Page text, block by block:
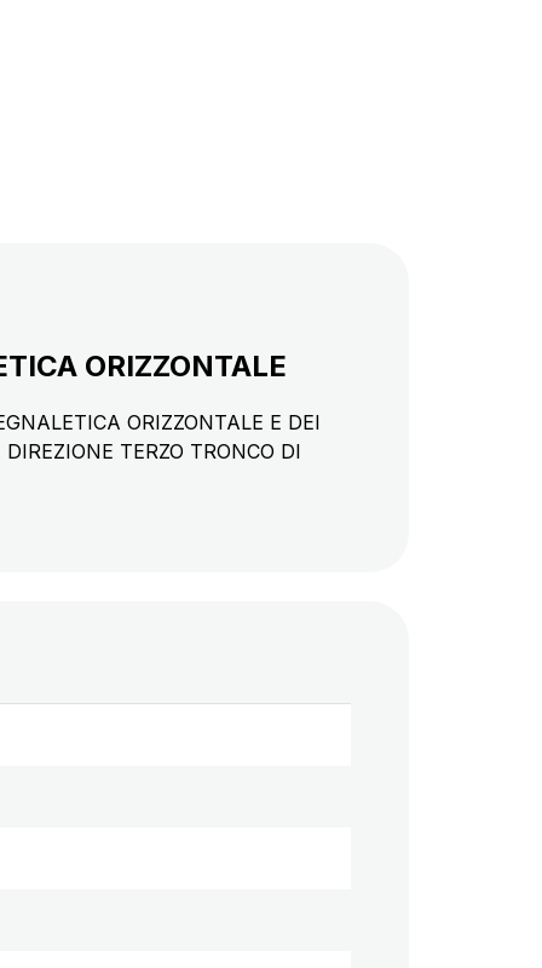
ORIZZONTALE
ORIZZONTALE E DEI
TERZO TRONCO DI